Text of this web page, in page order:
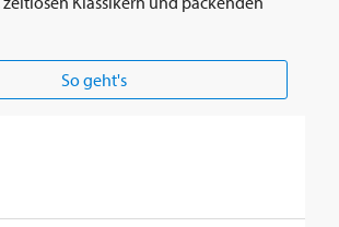
So geht's